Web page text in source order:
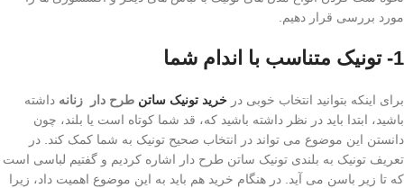
مورد بررسی قرار دهیم.
1- تونیک متناسب با اندام شما
برای اینکه بتوانید انتخاب خوبی در خرید تونیک ساتن طرح دار زنانه داشته
باشید، ابتدا باید در نظر داشته باشید که، قد شما کوتاه است یا بلند، چون
دانستن این موضوع می تواند در انتخاب صحیح تونیک به شما کمک کند. در
تعریف تونیک به بلندی تونیک ساتن طرح دار اشاره کردیم و گفتیم لباسی است
که تا زیر باسن می آید. در هنگام خرید هم باید به این موضوع اهمیت داد، زیرا